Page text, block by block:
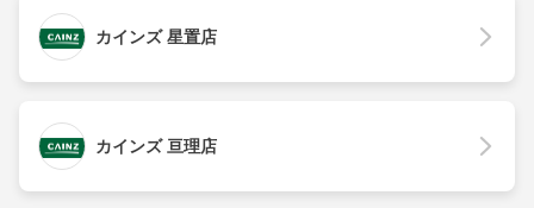
カインズ 星置店
カインズ 亘理店